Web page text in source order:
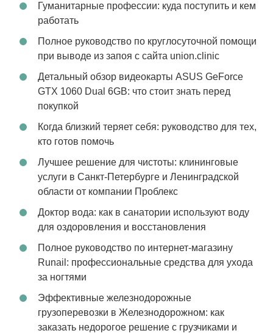
Гуманитарные профессии: куда поступить и кем
работать
Полное руководство по круглосуточной помощи
при выводе из запоя с сайта union.clinic
Детальный обзор видеокарты ASUS GeForce
GTX 1060 Dual 6GB: что стоит знать перед
покупкой
Когда близкий теряет себя: руководство для тех,
кто готов помочь
Лучшее решение для чистоты: клининговые
услуги в Санкт-Петербурге и Ленинградской
области от компании Проблекс
Доктор вода: как в санатории используют воду
для оздоровления и восстановления
Полное руководство по интернет-магазину
Runail: профессиональные средства для ухода
за ногтями
Эффективные железнодорожные
грузоперевозки в Железнодорожном: как
заказать недорогое решение с грузчиками и